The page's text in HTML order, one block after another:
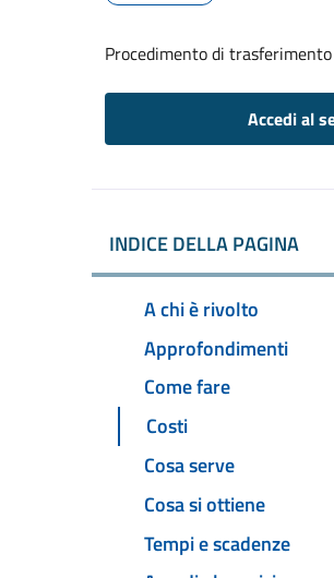
Procedimento di
Accedi al
INDICE DELLA PAGINA
A chi è rivolto
Approfondimenti
Come fare
Costi
Cosa serve
Cosa si ottiene
Tempi e scadenze